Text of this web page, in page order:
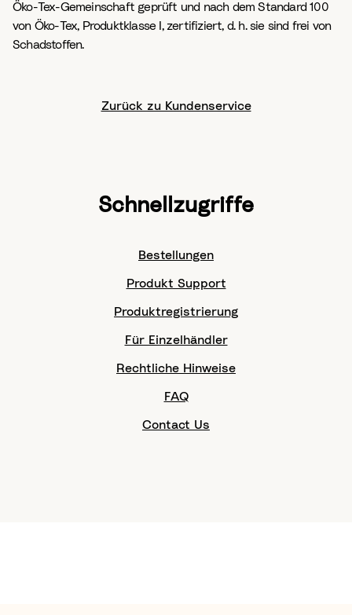
Öko-Tex-Gemeinschaft geprüft und nach dem Standard 100
von Öko-Tex, Produktklasse I, zertifiziert, d. h. sie sind frei von
Schadstoffen.
Zurück zu Kundenservice
Schnellzugriffe
Bestellungen
Produkt Support
Produktregistrierung
Für Einzelhändler
Rechtliche Hinweise
FAQ
Contact Us